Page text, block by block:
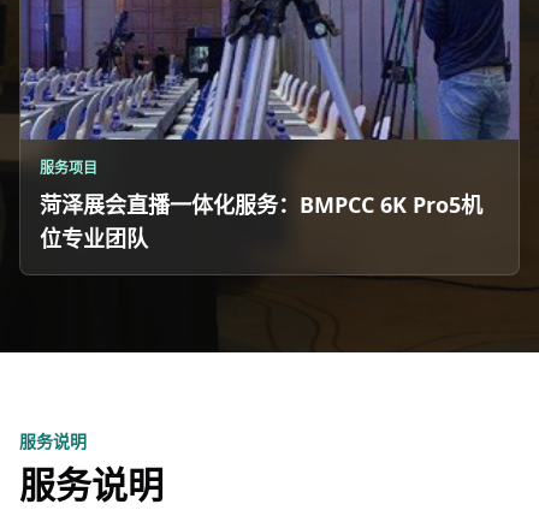
服务项目
菏泽展会直播一体化服务：BMPCC 6K Pro5机
位专业团队
服务说明
服务说明